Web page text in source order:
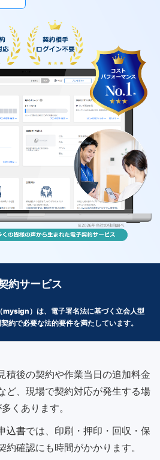
約サービス
mysign）は、電子署名法に基づく立会人型
約で必要な法的要件を満たしています。
積後の契約や作業当日の追加料金
ど、現場で契約対応が発生する場
くあります。
込書では、印刷・押印・回収・保
確認にも時間がかかります。